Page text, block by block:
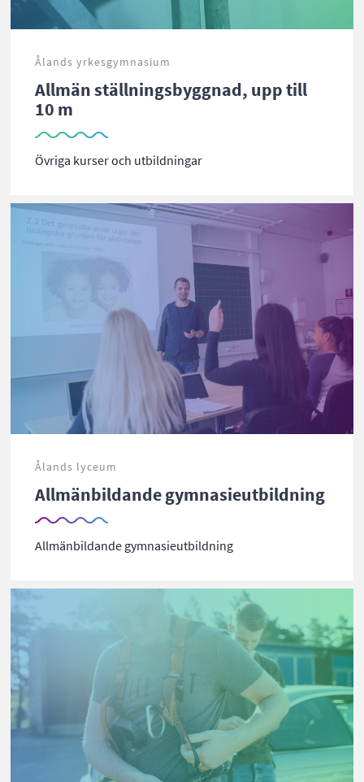
Ålands yrkesgymnasium
Allmän ställningsbyggnad, upp till
10 m
Övriga kurser och utbildningar
Ålands lyceum
Allmänbildande gymnasieutbildning
Allmänbildande gymnasieutbildning